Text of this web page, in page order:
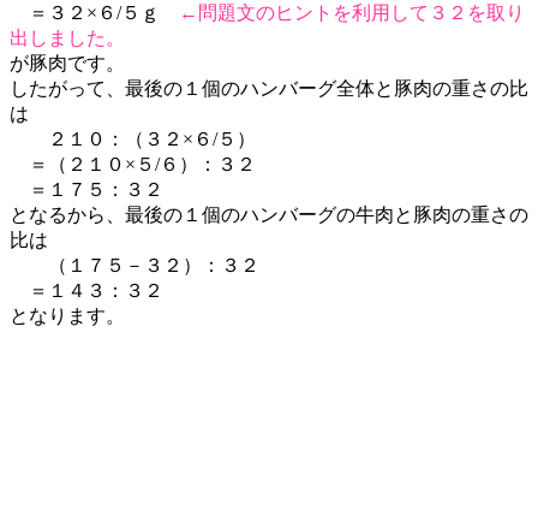
＝３２×６/５ｇ
←問題文のヒントを利用して３２を取り
出しました。
が豚肉です。
したがって、最後の１個のハンバーグ全体と豚肉の重さの比
は
２１０：（３２×６/５）
＝（２１０×５/６）：３２
＝１７５：３２
となるから、最後の１個のハンバーグの牛肉と豚肉の重さの
比は
（１７５－３２）：３２
＝１４３：３２
となります。